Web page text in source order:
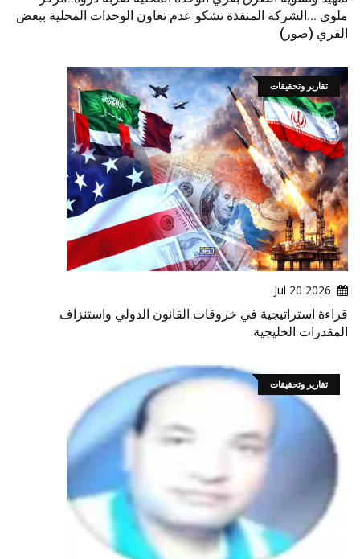
ملوى ...الشركة المنفذة تشكو عدم تعاون الوحدات المحلية ببعض
القري (صور)
تقارير وتحقيقات
2026 Jul 20
قراءة استراتيجية في خروقات القانون الدولي واستنزاف
المقدرات الخليجية
تقارير وتحقيقات